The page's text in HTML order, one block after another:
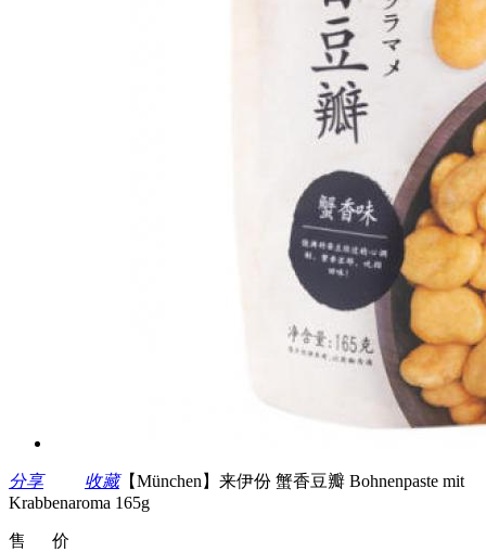
分享 收藏【München】来伊份 蟹香豆瓣 Bohnenpaste mit
Krabbenaroma 165g
售 价